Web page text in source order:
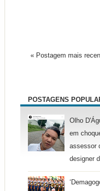
« Postagem mais
POSTAGENS
Olho
em
assessor
designer